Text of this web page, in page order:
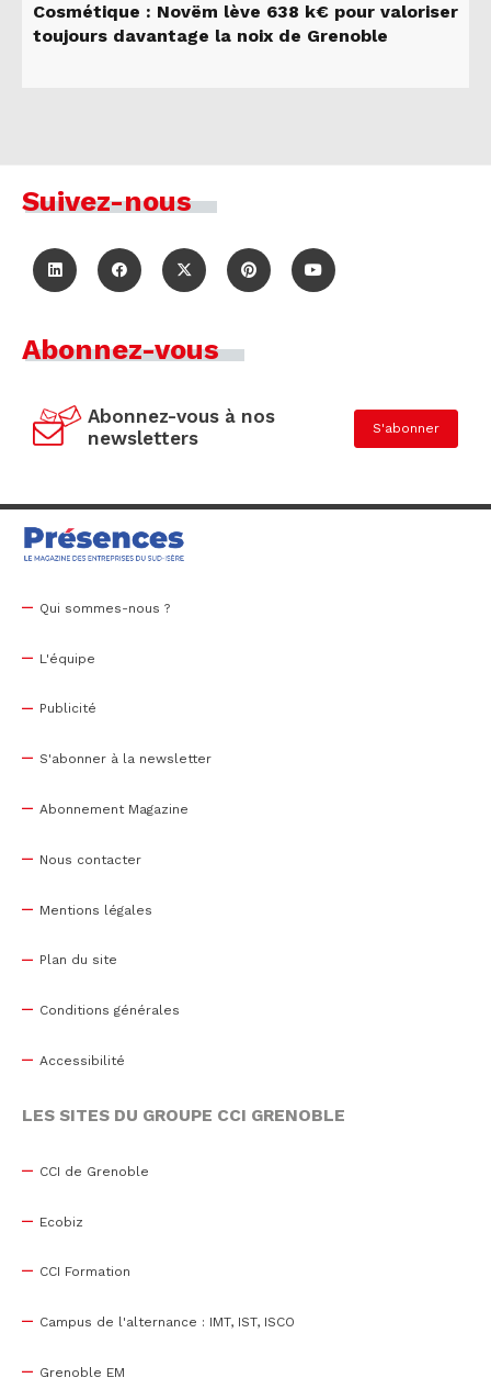
Cosmétique : Novëm lève 638 k€ pour valoriser
toujours davantage la noix de Grenoble
Suivez-nous
Abonnez-vous
Abonnez-vous à nos
newsletters
S'abonner
Qui sommes-nous ?
L'équipe
Publicité
S'abonner à la newsletter
Abonnement Magazine
Nous contacter
Mentions légales
Plan du site
Conditions générales
Accessibilité
LES SITES DU GROUPE CCI GRENOBLE
CCI de Grenoble
Ecobiz
CCI Formation
Campus de l'alternance : IMT, IST, ISCO
Grenoble EM